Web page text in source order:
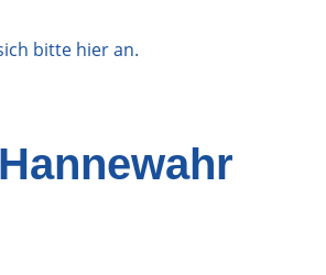
bitte hieran.